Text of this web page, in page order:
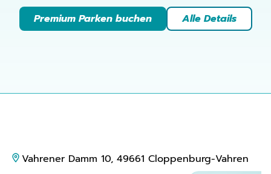
Premium Parken buchen Alle Details
Vahrener Damm 10, 49661 Cloppenburg-Vahren